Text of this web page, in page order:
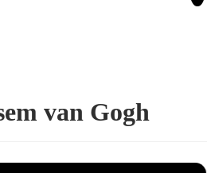
van Gogh